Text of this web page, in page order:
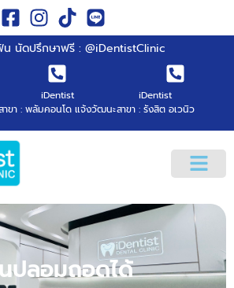
นัดปรึกษาฟรี : @iDentistClinic
iDentist
าขา : พลัมคอนโด แจ้งวัฒนะ
iDentist
สาขา : รังสิต อเวนิว
ปลอมถอดได้